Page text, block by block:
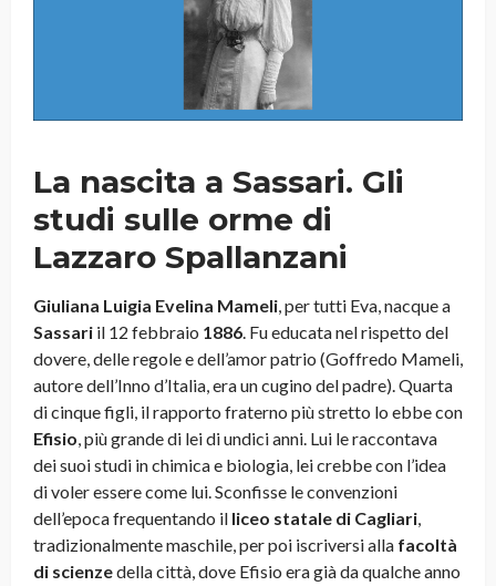
La nascita a Sassari. Gli
studi sulle orme di
Lazzaro Spallanzani
Giuliana Luigia Evelina Mameli, per tutti Eva, nacque a
Sassari il 12 febbraio 1886. Fu educata nel rispetto del
dovere, delle regole e dell’amor patrio (Goffredo Mameli,
autore dell’Inno d’Italia, era un cugino del padre). Quarta
di cinque figli, il rapporto fraterno più stretto lo ebbe con
Efisio, più grande di lei di undici anni. Lui le raccontava
dei suoi studi in chimica e biologia, lei crebbe con l’idea
di voler essere come lui. Sconfisse le convenzioni
dell’epoca frequentando il liceo statale di Cagliari,
tradizionalmente maschile, per poi iscriversi alla facoltà
di scienzedella città, dove Efisio era già da qualche anno